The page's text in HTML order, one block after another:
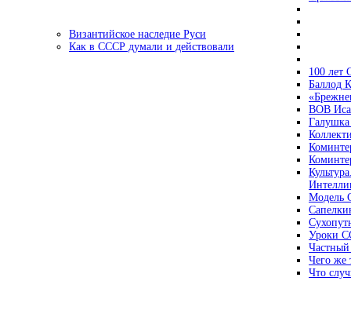
Византийское наследие Руси
Как в СССР думали и действовали
100 лет
Баллод
ВОВ
Модель
Уроки
Чего же
Что